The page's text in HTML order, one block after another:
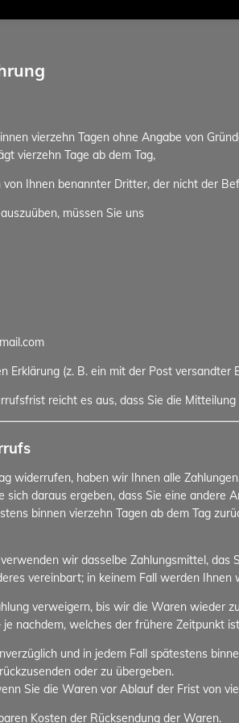
vierzehn Tagen ohne Angabe von
vierzehn Tage ab dem Tag,
von Ihnen benannter Dritter, der nicht der
müssen Sie uns
Erklärung (z. B. ein mit der Post
reicht es aus, dass Sie die
widerrufen, haben wir Ihnen alle
sich daraus ergeben, dass Sie eine
binnen vierzehn Tagen ab dem Tag
wir dasselbe Zahlungsmittel,
vereinbart; in keinem Fall werden
verweigern, bis wir die Waren wieder
nachdem, welches der frühere Zeitpunkt
und in jedem Fall spätestens
oder zu übergeben.
Sie die Waren vor Ablauf der Frist von
Kosten der Rücksendung der Waren.